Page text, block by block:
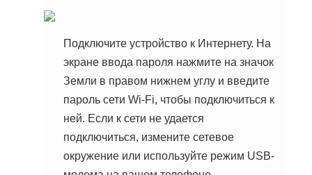
Подключите устройство к Интернету. На
экране ввода пароля нажмите на значок
Земли в правом нижнем углу и введите
пароль сети Wi-Fi, чтобы подключиться к
ней. Если к сети не удается
подключиться, измените сетевое
окружение или используйте режим USB-